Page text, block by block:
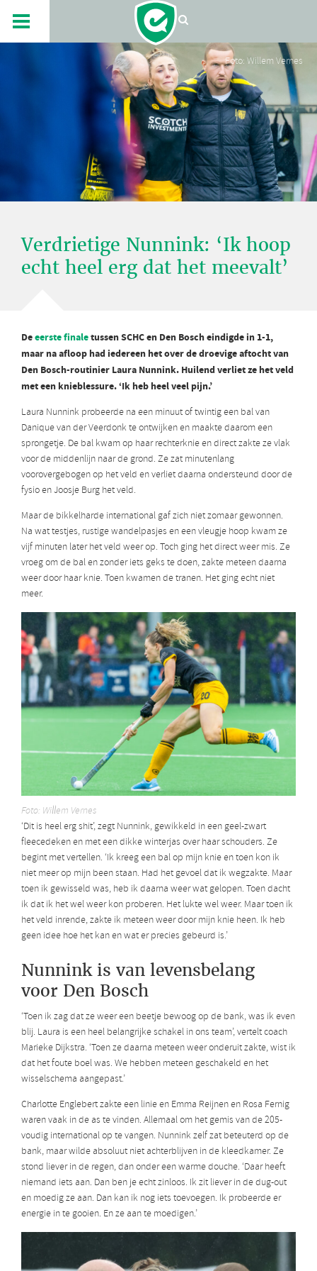
Foto: Willem Vernes
Verdrietige Nunnink: ‘Ik hoop
echt heel erg dat het meevalt’
Deeerste finaletussen SCHC en Den Bosch eindigde in 1-1,
maar na afloop had iedereen het over de droevige aftocht van
Den Bosch-routinier Laura Nunnink. Huilend verliet ze het veld
met een knieblessure. ‘Ik heb heel veel pijn.’
Laura Nunnink probeerde na een minuut of twintig een bal van
Danique van der Veerdonk te ontwijken en maakte daarom een
sprongetje. De bal kwam op haar rechterknie en direct zakte ze vlak
voor de middenlijn naar de grond. Ze zat minutenlang
voorovergebogen op het veld en verliet daarna ondersteund door de
fysio en Joosje Burg het veld.
Maar de bikkelharde international gaf zich niet zomaar gewonnen.
Na wat testjes, rustige wandelpasjes en een vleugje hoop kwam ze
vijf minuten later het veld weer op. Toch ging het direct weer mis. Ze
vroeg om de bal en zonder iets geks te doen, zakte meteen daarna
weer door haar knie. Toen kwamen de tranen. Het ging echt niet
meer.
Foto: Willem Vernes
‘Dit is heel erg shit’, zegt Nunnink, gewikkeld in een geel-zwart
fleecedeken en met een dikke winterjas over haar schouders. Ze
begint met vertellen. ‘Ik kreeg een bal op mijn knie en toen kon ik
niet meer op mijn been staan. Had het gevoel dat ik wegzakte. Maar
toen ik gewisseld was, heb ik daarna weer wat gelopen. Toen dacht
ik dat ik het wel weer kon proberen. Het lukte wel weer. Maar toen ik
het veld inrende, zakte ik meteen weer door mijn knie heen. Ik heb
geen idee hoe het kan en wat er precies gebeurd is.’
Nunnink is van levensbelang
voor Den Bosch
‘Toen ik zag dat ze weer een beetje bewoog op de bank, was ik even
blij. Laura is een heel belangrijke schakel in ons team’, vertelt coach
Marieke Dijkstra. ‘Toen ze daarna meteen weer onderuit zakte, wist ik
dat het foute boel was. We hebben meteen geschakeld en het
wisselschema aangepast.’
Charlotte Englebert zakte een linie en Emma Reijnen en Rosa Fernig
waren vaak in de as te vinden. Allemaal om het gemis van de 205-
voudig international op te vangen. Nunnink zelf zat beteuterd op de
bank, maar wilde absoluut niet achterblijven in de kleedkamer. Ze
stond liever in de regen, dan onder een warme douche. ‘Daar heeft
niemand iets aan. Dan ben je echt zinloos. Ik zit liever in de dug-out
en moedig ze aan. Dan kan ik nog iets toevoegen. Ik probeerde er
energie in te gooien. En ze aan te moedigen.’